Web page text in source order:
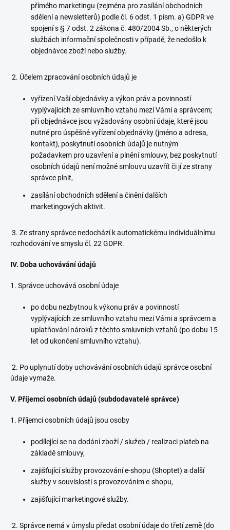
přímého marketingu (zejména pro zasílání obchodních
sdělení a newsletterů) podle čl. 6 odst. 1 písm. a) GDPR ve
spojení s § 7 odst. 2 zákona č. 480/2004 Sb., o některých
službách informační společnosti v případě, že nedošlo k
objednávce zboží nebo služby.
2. Účelem zpracování osobních údajů je
vyřízení Vaší objednávky a výkon práv a povinností
vyplývajících ze smluvního vztahu mezi Vámi a správcem;
při objednávce jsou vyžadovány osobní údaje, které jsou
nutné pro úspěšné vyřízení objednávky (jméno a adresa,
kontakt), poskytnutí osobních údajů je nutným
požadavkem pro uzavření a plnění smlouvy, bez poskytnutí
osobních údajů není možné smlouvu uzavřít či jí ze strany
správce plnit,
zasílání obchodních sdělení a činění dalších
marketingových aktivit.
3. Ze strany správce nedochází k automatickému individuálnímu
rozhodování ve smyslu čl. 22 GDPR.
IV. Doba uchovávání údajů
1. Správce uchovává osobní údaje
po dobu nezbytnou k výkonu práv a povinností
vyplývajících ze smluvního vztahu mezi Vámi a správcem a
uplatňování nároků z těchto smluvních vztahů (po dobu 15
let od ukončení smluvního vztahu).
2. Po uplynutí doby uchovávání osobních údajů správce osobní
údaje vymaže.
V. Příjemci osobních údajů (subdodavatelé správce)
1. Příjemci osobních údajů jsou osoby
podílející se na dodání zboží / služeb / realizaci plateb na
základě smlouvy,
zajišťující služby provozování e-shopu (Shoptet) a další
služby v souvislosti s provozováním e-shopu,
zajišťující marketingové služby.
2. Správce nemá v úmyslu předat osobní údaje do třetí země (do